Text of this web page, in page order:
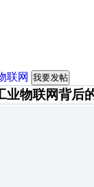
联网 我要发帖
业物联网背后